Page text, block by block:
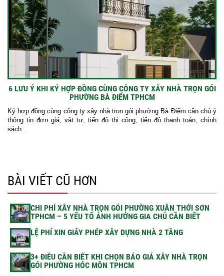
6 LƯU Ý KHI KÝ HỢP ĐỒNG CÙNG CÔNG TY XÂY NHÀ TRỌN GÓI
PHƯỜNG BÀ ĐIỂM TPHCM
Ký hợp đồng cùng công ty xây nhà trọn gói phường Bà Điểm cần chú ý
thông tin đơn giá, vật tư, tiến độ thi công, tiến độ thanh toán, chính
sách...
BÀI VIẾT CŨ HƠN
CHI PHÍ XÂY NHÀ TRỌN GÓI PHƯỜNG XUÂN THỚI SƠN
TPHCM – 5 YẾU TỐ ẢNH HƯỞNG GIA CHỦ CẦN BIẾT
LỆ PHÍ XIN GIẤY PHÉP XÂY DỰNG NHÀ 2 TẦNG
3+ ĐIỀU CẦN BIẾT KHI CHỌN BÁO GIÁ XÂY NHÀ TRỌN
GÓI PHƯỜNG HÓC MÔN TPHCM